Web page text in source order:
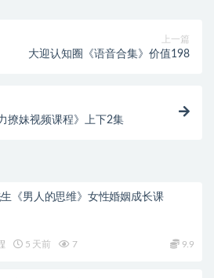
上一篇
大迎认知圈《语音合集》价值198
撩妹视频课程》上下2集
《男人的思维》女性婚姻成长课
5 天前 7 9.9